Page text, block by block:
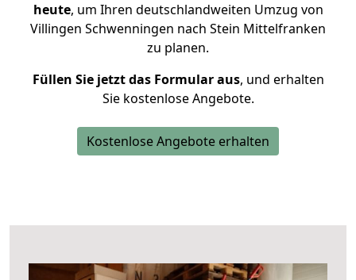
heute, um Ihren deutschlandweiten Umzug von
Villingen Schwenningen nach Stein Mittelfranken
zu planen.
Füllen Sie jetzt das Formular aus, und erhalten
Sie kostenlose Angebote.
Kostenlose Angebote erhalten